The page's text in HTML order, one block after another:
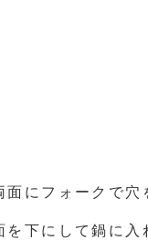
にフォークで穴
下にして鍋に入